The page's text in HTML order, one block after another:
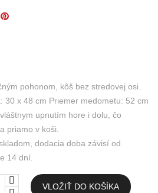
pohonom, kôš bez stredovej osi.
30 x 48 cm Priemer medometu: 52 cm
upnutím hore i dolu, čo
priamo v koši.
dodacia doba závisí od
14 dní.
VLOŽIŤ DO KOŠÍKA